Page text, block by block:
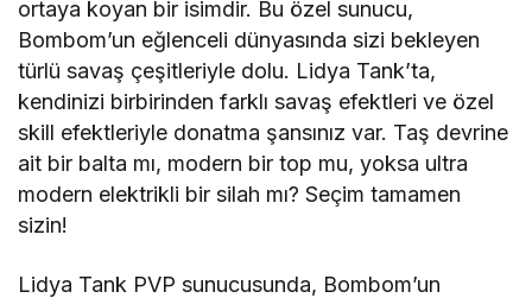
ortaya koyan bir isimdir. Bu özel sunucu,
Bombom’un eğlenceli dünyasında sizi bekleyen
türlü savaş çeşitleriyle dolu. Lidya Tank’ta,
kendinizi birbirinden farklı savaş efektleri ve özel
skill efektleriyle donatma şansınız var. Taş devrine
ait bir balta mı, modern bir top mu, yoksa ultra
modern elektrikli bir silah mı? Seçim tamamen
sizin!
Lidya Tank PVP sunucusunda, Bombom’un